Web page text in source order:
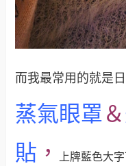
而我最常用的就是
蒸氣眼罩＆
貼 ， 上牌藍色大